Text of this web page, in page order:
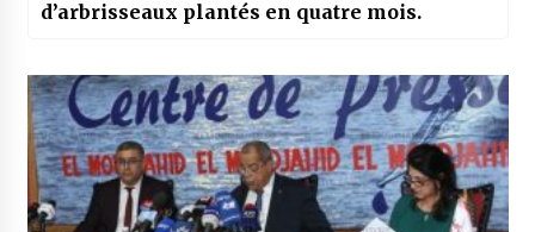
d’arbrisseaux plantés en quatre mois.